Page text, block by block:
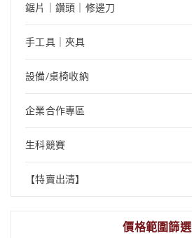
鋸片｜鑽頭｜修邊刀
手工具｜夾具
設備/桌椅收納
企業合作專區
生科競賽
【特賣出清】
價格範圍篩選